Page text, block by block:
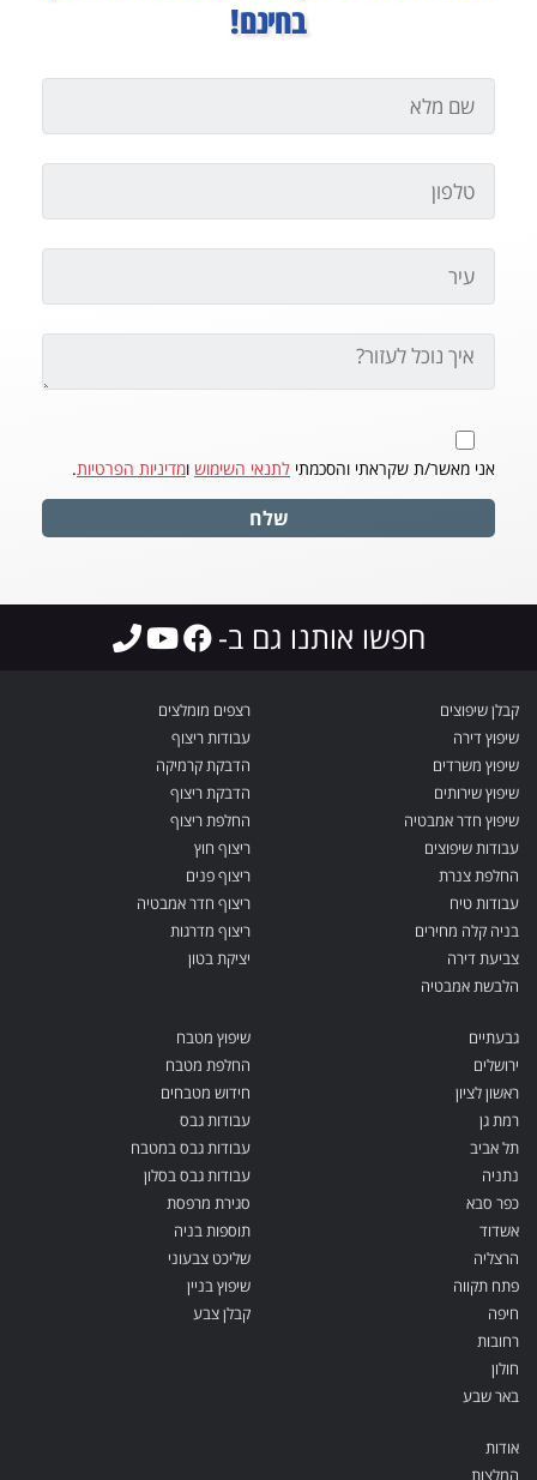
בחינם!
אני מאשר/ת שקראתי והסכמתי לתנאי השימוש ומדיניות הפרטיות.
שלח
חפשו אותנו גם ב-
קבלן שיפוצים
שיפוץ דירה
שיפוץ משרדים
שיפוץ שירותים
שיפוץ חדר אמבטיה
עבודות שיפוצים
החלפת צנרת
עבודות טיח
בניה קלה מחירים
צביעת דירה
הלבשת אמבטיה
רצפים מומלצים
עבודות ריצוף
הדבקת קרמיקה
הדבקת ריצוף
החלפת ריצוף
ריצוף חוץ
ריצוף פנים
ריצוף חדר אמבטיה
ריצוף מדרגות
יציקת בטון
גבעתיים
ירושלים
ראשון לציון
רמת גן
תל אביב
נתניה
כפר סבא
אשדוד
הרצליה
פתח תקווה
חיפה
רחובות
חולון
באר שבע
שיפוץ מטבח
החלפת מטבח
חידוש מטבחים
עבודות גבס
עבודות גבס במטבח
עבודות גבס בסלון
סגירת מרפסת
תוספות בניה
שליכט צבעוני
שיפוץ בניין
קבלן צבע
אודות
המלצות